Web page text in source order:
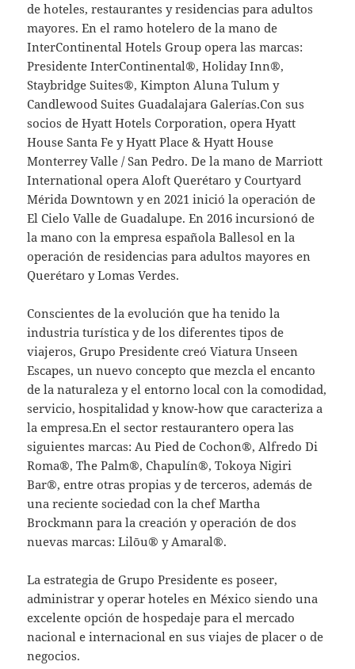
de hoteles, restaurantes y residencias para adultos
mayores. En el ramo hotelero de la mano de
InterContinental Hotels Group opera las marcas:
Presidente InterContinental®, Holiday Inn®,
Staybridge Suites®, Kimpton Aluna Tulum y
Candlewood Suites Guadalajara Galerías.Con sus
socios de Hyatt Hotels Corporation, opera Hyatt
House Santa Fe y Hyatt Place & Hyatt House
Monterrey Valle / San Pedro. De la mano de Marriott
International opera Aloft Querétaro y Courtyard
Mérida Downtown y en 2021 inició la operación de
El Cielo Valle de Guadalupe. En 2016 incursionó de
la mano con la empresa española Ballesol en la
operación de residencias para adultos mayores en
Querétaro y Lomas Verdes.
Conscientes de la evolución que ha tenido la
industria turística y de los diferentes tipos de
viajeros, Grupo Presidente creó Viatura Unseen
Escapes, un nuevo concepto que mezcla el encanto
de la naturaleza y el entorno local con la comodidad,
servicio, hospitalidad y know-how que caracteriza a
la empresa.En el sector restaurantero opera las
siguientes marcas: Au Pied de Cochon®, Alfredo Di
Roma®, The Palm®, Chapulín®, Tokoya Nigiri
Bar®, entre otras propias y de terceros, además de
una reciente sociedad con la chef Martha
Brockmann para la creación y operación de dos
nuevas marcas: Lilōu® y Amaral®.
La estrategia de Grupo Presidente es poseer,
administrar y operar hoteles en México siendo una
excelente opción de hospedaje para el mercado
nacional e internacional en sus viajes de placer o de
negocios.